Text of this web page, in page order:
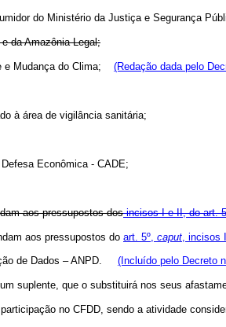
do Ministério da Justiça e Segurança
da Amazônia Legal;
e Mudança do Clima; (Redação dada pelo
à área de vigilância sanitária;
Econômica - CADE;
aos pressupostos dosincisos I e II, do art.
aos pressupostos do art. 5º, caput, incisos I
de Dados – ANPD. (Incluído pelo Decreto
suplente, que o substituirá nos seus
no CFDD, sendo a atividade